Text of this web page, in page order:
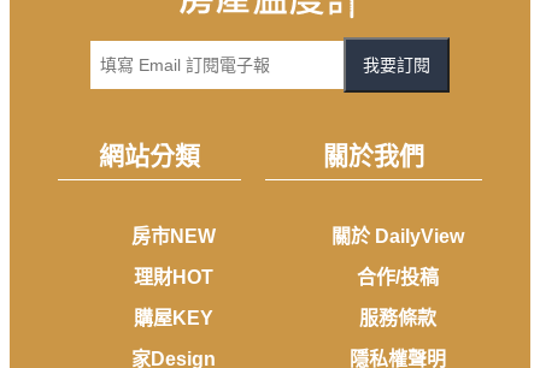
我要訂閱
網站分類
房市NEW
理財HOT
購屋KEY
家Design
關於我們
關於 DailyView
合作/投稿
服務條款
隱私權聲明